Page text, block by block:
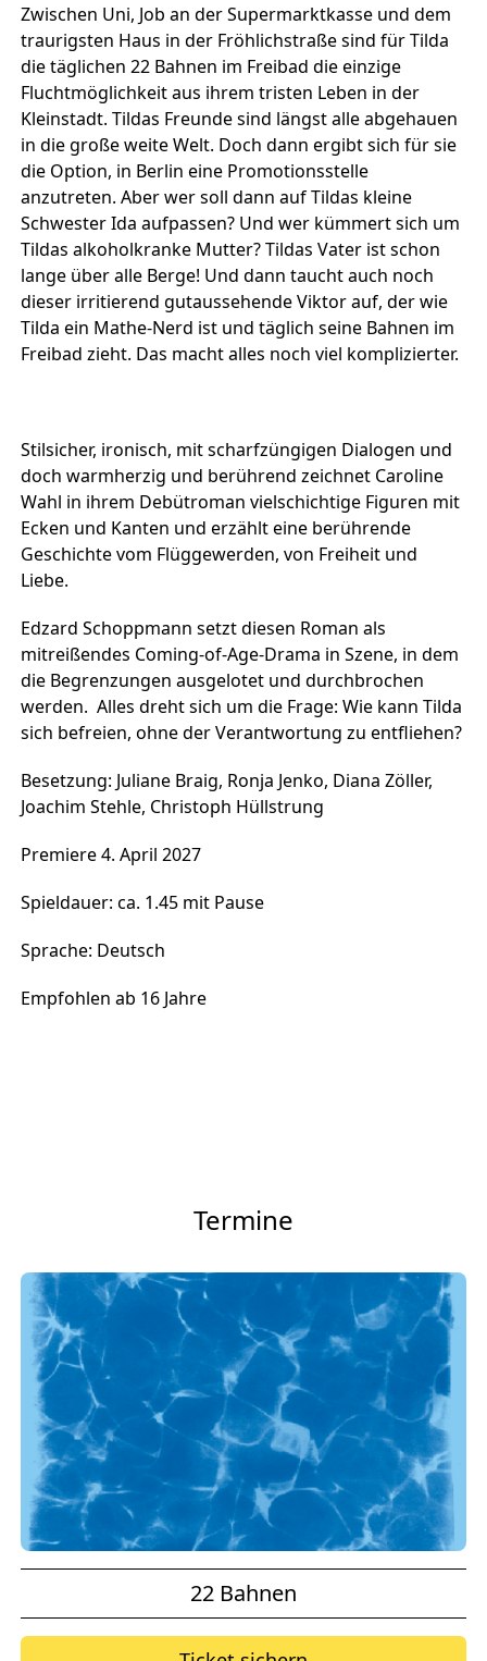
Zwischen Uni, Job an der Supermarktkasse und dem
traurigsten Haus in der Fröhlichstraße sind für Tilda
die täglichen 22 Bahnen im Freibad die einzige
Fluchtmöglichkeit aus ihrem tristen Leben in der
Kleinstadt. Tildas Freunde sind längst alle abgehauen
in die große weite Welt. Doch dann ergibt sich für sie
die Option, in Berlin eine Promotionsstelle
anzutreten. Aber wer soll dann auf Tildas kleine
Schwester Ida aufpassen? Und wer kümmert sich um
Tildas alkoholkranke Mutter? Tildas Vater ist schon
lange über alle Berge! Und dann taucht auch noch
dieser irritierend gutaussehende Viktor auf, der wie
Tilda ein Mathe-Nerd ist und täglich seine Bahnen im
Freibad zieht. Das macht alles noch viel komplizierter.
Stilsicher, ironisch, mit scharfzüngigen Dialogen und
doch warmherzig und berührend zeichnet Caroline
Wahl in ihrem Debütroman vielschichtige Figuren mit
Ecken und Kanten und erzählt eine berührende
Geschichte vom Flüggewerden, von Freiheit und
Liebe.
Edzard Schoppmann setzt diesen Roman als
mitreißendes Coming-of-Age-Drama in Szene, in dem
die Begrenzungen ausgelotet und durchbrochen
werden. Alles dreht sich um die Frage: Wie kann Tilda
sich befreien, ohne der Verantwortung zu entfliehen?
Besetzung: Juliane Braig, Ronja Jenko, Diana Zöller,
Joachim Stehle, Christoph Hüllstrung
Premiere 4. April 2027
Spieldauer: ca. 1.45 mit Pause
Sprache: Deutsch
Empfohlen ab 16 Jahre
Termine
22 Bahnen